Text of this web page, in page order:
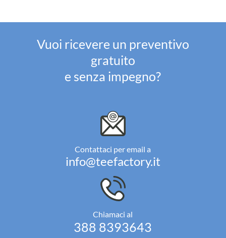
Vuoi ricevere un preventivo
gratuito
e senza impegno?
Contattaci per email a
info@teefactory.it
Chiamaci al
388 8393643